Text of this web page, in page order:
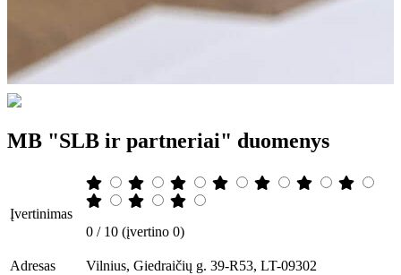
MB "SLB ir partneriai" duomenys
Įvertinimas
0 / 10 (įvertino 0)
Adresas
Vilnius, Giedraičių g. 39-R53, LT-09302